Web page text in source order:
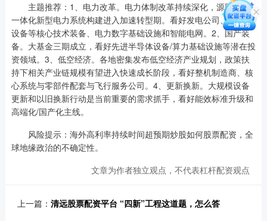
主题推荐：1、电力改革。电力体制改革持续深化，源网荷储
一体化新型电力系统构建进入加速转型期。看好发电公司、输配电
设备等核心技术装备、电力数字基础设施和智能电网。2、国产装
备。大基金三期成立，看好先进半导体设备/算力基础设施等潜在投
资领域。3、低空经济。各地密集发布低空经济产业规划，政策扶
持下相关产业链规模有望进入快速成长阶段，看好整机制造商、核
心系统与零部件配套与飞行服务公司。4、更新换新。大规模设备
更新和以旧换新行动是当前重要的需求抓手，看好能效标准升级和
高端化/国产化主线。
风险提示：海外高利率持续时间超预期炒股如何股票配资，全
球地缘政治的不确定性。
文章为作者独立观点，不代表杠杆配资观点
上一篇： 清远股票配资平台 “四新”工程这道题，怎么答